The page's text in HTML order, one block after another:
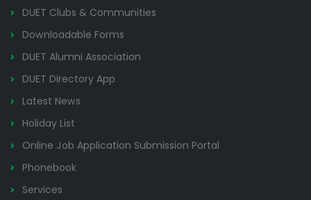
DUET Clubs & Communities
Downloadable Forms
DUET Alumni Association
DUET Directory App
Latest News
Holiday List
Online Job Application Submission Portal
Phonebook
Services